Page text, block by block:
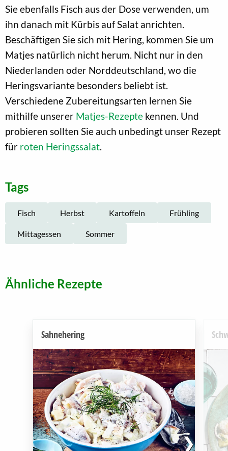
Sie ebenfalls Fisch aus der Dose verwenden, um
ihn danach mit Kürbis auf Salat anrichten.
Beschäftigen Sie sich mit Hering, kommen Sie um
Matjes natürlich nicht herum. Nicht nur in den
Niederlanden oder Norddeutschland, wo die
Heringsvariante besonders beliebt ist.
Verschiedene Zubereitungsarten lernen Sie
mithilfe unserer Matjes-Rezepte kennen. Und
probieren sollten Sie auch unbedingt unser Rezept
für roten Heringssalat.
Tags
Fisch Herbst Kartoffeln Frühling
Mittagessen Sommer
Ähnliche Rezepte
Sahnehering